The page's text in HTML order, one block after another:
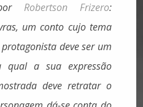
Robertson Frizero:
um conto cujo tema
deve ser um
a sua expressão
deve retratar o